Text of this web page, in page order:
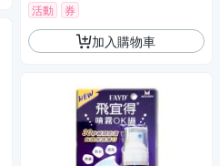
活動 券
加入購物車